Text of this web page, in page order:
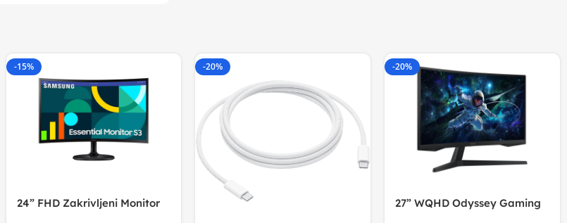
-15%
24” FHD Zakrivljeni Monitor
-20% -20%
27” WQHD Odyssey Gaming